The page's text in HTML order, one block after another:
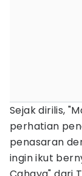
Sejak dirilis,
perhatian
penasaran
ingin ikut